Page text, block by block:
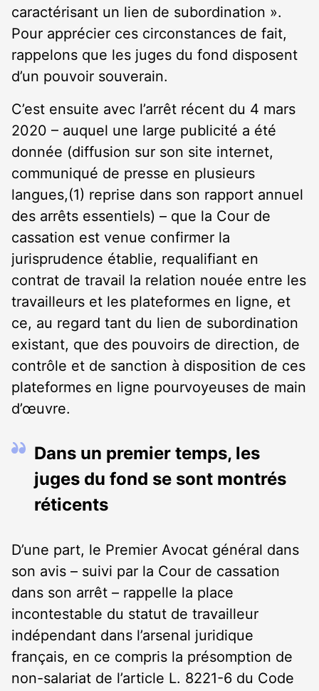
caractérisant un lien de subordination ».
Pour apprécier ces circonstances de fait,
rappelons que les juges du fond disposent
d’un pouvoir souverain.
C’est ensuite avec l’arrêt récent du 4 mars
2020 – auquel une large publicité a été
donnée (diffusion sur son site internet,
communiqué de presse en plusieurs
langues,(1) reprise dans son rapport annuel
des arrêts essentiels) – que la Cour de
cassation est venue confirmer la
jurisprudence établie, requalifiant en
contrat de travail la relation nouée entre les
travailleurs et les plateformes en ligne, et
ce, au regard tant du lien de subordination
existant, que des pouvoirs de direction, de
contrôle et de sanction à disposition de ces
plateformes en ligne pourvoyeuses de main
d’œuvre.
Dans un premier temps, les
juges du fond se sont montrés
réticents
D’une part, le Premier Avocat général dans
son avis – suivi par la Cour de cassation
dans son arrêt – rappelle la place
incontestable du statut de travailleur
indépendant dans l’arsenal juridique
français, en ce compris la présomption de
non-salariat de l’article L. 8221-6 du Code